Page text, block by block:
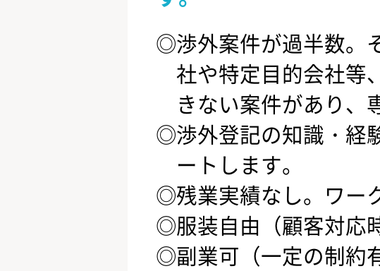
渉外案件が過半数。
社や特定目的会社等
きない案件があり、
渉外登記の知識・経
ートします。
残業実績なし。ワー
服装自由（顧客対応
副業可（一定の制約